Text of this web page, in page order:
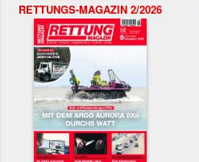
RETTUNGS-MAGAZIN 2/2026